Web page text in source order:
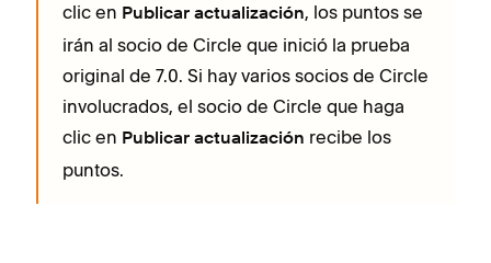
clic en Publicar actualización, los puntos se
irán al socio de Circle que inició la prueba
original de 7.0. Si hay varios socios de Circle
involucrados, el socio de Circle que haga
clic en Publicar actualización recibe los
puntos.